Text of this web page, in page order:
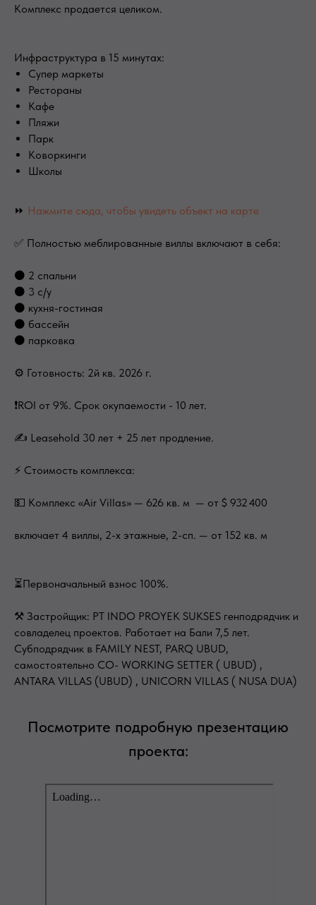
Комплекс продается целиком.
Инфраструктура в 15 минутах:
Супер маркеты
Рестораны
Кафе
Пляжи
Парк
Коворкинги
Школы
⏩ Нажмите сюда, чтобы увидеть объект на карте
✅ Полностью меблированные виллы включают в себя:
⚫ 2 спальни
⚫ 3 с/у
⚫ кухня-гостиная
⚫ бассейн
⚫ парковка
⚙ Готовность: 2й кв. 2026 г.
❗️ROI от 9%. Срок окупаемости - 10 лет.
✍ Leasehold 30 лет + 25 лет продление.
⚡ Стоимость комплекса:
💵 Комплекс «Air Villas» — 626 кв. м — от $ 932 400
включает 4 виллы, 2-х этажные, 2-сп. — от 152 кв. м
⏳Первоначальный взнос 100%.
⚒ Застройщик: PT INDO PROYEK SUKSES генподрядчик и
совладелец проектов. Работает на Бали 7,5 лет.
Субподрядчик в FAMILY NEST, PARQ UBUD,
самостоятельно CO- WORKING SETTER ( UBUD) ,
ANTARA VILLAS (UBUD) , UNICORN VILLAS ( NUSA DUA)
Посмотрите подробную презентацию
проекта: